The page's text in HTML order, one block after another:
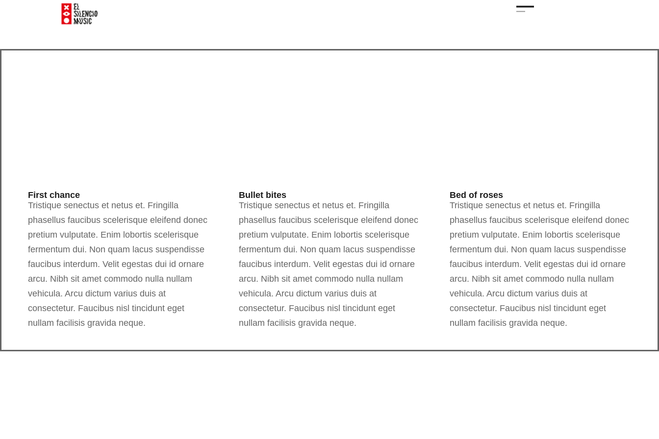
First chance
Tristique senectus et netus et. Fringilla
phasellus faucibus scelerisque eleifend donec
pretium vulputate. Enim lobortis scelerisque
fermentum dui. Non quam lacus suspendisse
faucibus interdum. Velit egestas dui id ornare
arcu. Nibh sit amet commodo nulla nullam
vehicula. Arcu dictum varius duis at
consectetur. Faucibus nisl tincidunt eget
nullam facilisis gravida neque.
Bullet bites
Tristique senectus et netus et. Fringilla
phasellus faucibus scelerisque eleifend donec
pretium vulputate. Enim lobortis scelerisque
fermentum dui. Non quam lacus suspendisse
faucibus interdum. Velit egestas dui id ornare
arcu. Nibh sit amet commodo nulla nullam
vehicula. Arcu dictum varius duis at
consectetur. Faucibus nisl tincidunt eget
nullam facilisis gravida neque.
Bed of roses
Tristique senectus et netus et. Fringilla
phasellus faucibus scelerisque eleifend donec
pretium vulputate. Enim lobortis scelerisque
fermentum dui. Non quam lacus suspendisse
faucibus interdum. Velit egestas dui id ornare
arcu. Nibh sit amet commodo nulla nullam
vehicula. Arcu dictum varius duis at
consectetur. Faucibus nisl tincidunt eget
nullam facilisis gravida neque.